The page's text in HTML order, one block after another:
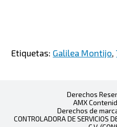
Etiquetas: Galilea Montijo ,
Derechos
AMX
Derechos de
CONTROLADORA DE SERVICIOS